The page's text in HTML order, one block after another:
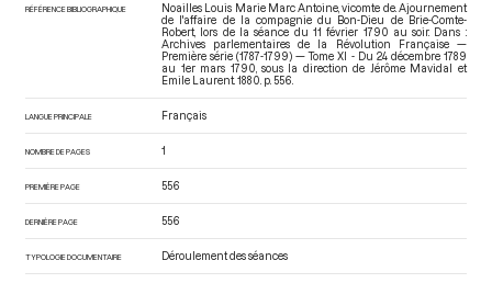
RÉFÉRENCE BIBLIOGRAPHIQUE
Noailles Louis Marie Marc Antoine, vicomte de. Ajournement
de l'affaire de la compagnie du Bon-Dieu de Brie-Comte-
Robert, lors de la séance du 11 février 1790 au soir. Dans :
Archives parlementaires de la Révolution Française —
Première série (1787-1799) — Tome XI - Du 24 décembre 1789
au 1er mars 1790 , sous la direction de Jérôme Mavidal et
Emile Laurent. 1880. p. 556.
LANGUE PRINCIPALE Français
NOMBRE DE PAGES 1
PREMIÈRE PAGE 556
DERNIÈRE PAGE 556
TYPOLOGIE DOCUMENTAIRE Déroulement des séances